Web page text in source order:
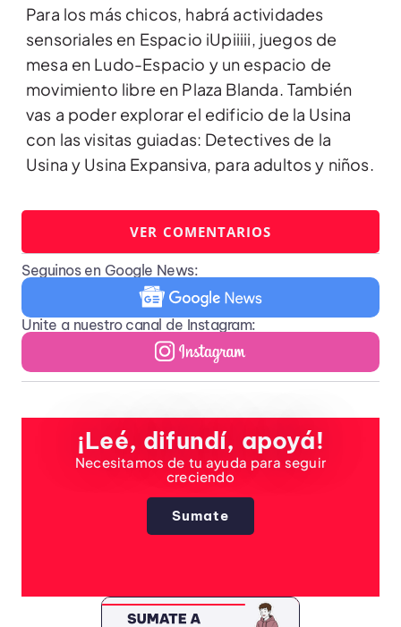
Para los más chicos, habrá actividades
sensoriales en Espacio iUpiiiii, juegos de
mesa en Ludo-Espacio y un espacio de
movimiento libre en Plaza Blanda. También
vas a poder explorar el edificio de la Usina
con las visitas guiadas: Detectives de la
Usina y Usina Expansiva, para adultos y niños.
VER COMENTARIOS
Seguinos en Google News:
Unite a nuestro canal de Instagram:
¡Leé, difundí, apoyá!
Necesitamos de tu ayuda para seguir
creciendo
Sumate